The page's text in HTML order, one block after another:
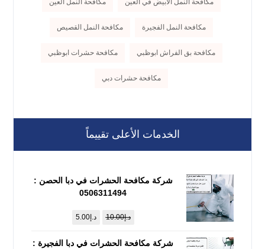
مكافحة النمل الأبيض في العين مكافحة النمل العين
مكافحة النمل الفجيرة مكافحة النمل القصيص
مكافحة بق الفراش ابوظبي مكافحة حشرات ابوظبي
مكافحة حشرات دبي
الخدمات الأعلى تقييماً
شركة مكافحة الحشرات في دبا الحصن :
0506311494
د.إ10.00 د.إ5.00
شركة مكافحة الحشرات في دبا الفجيرة :